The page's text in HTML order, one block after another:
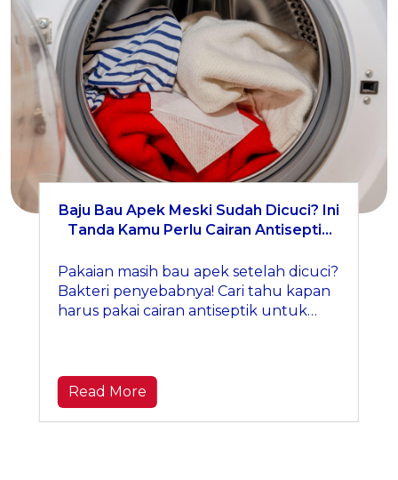
Baju Bau Apek Meski Sudah Dicuci? Ini
Tanda Kamu Perlu Cairan Antiseptik
Pakaian masih bau apek setelah dicuci?
Bakteri penyebabnya! Cari tahu kapan
harus pakai cairan antiseptik untuk
Read More